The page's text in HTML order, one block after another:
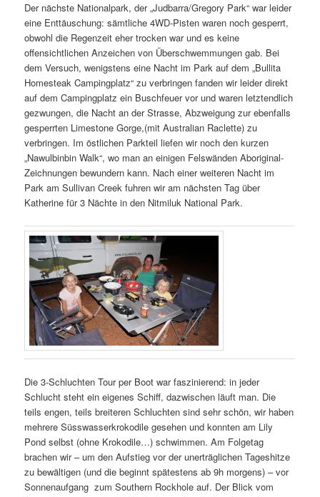
Der nächste Nationalpark, der „Judbarra/Gregory Park“ war leider
eine Enttäuschung: sämtliche 4WD-Pisten waren noch gesperrt,
obwohl die Regenzeit eher trocken war und es keine
offensichtlichen Anzeichen von Überschwemmungen gab. Bei
dem Versuch, wenigstens eine Nacht im Park auf dem „Bullita
Homesteak Campingplatz“ zu verbringen fanden wir leider direkt
auf dem Campingplatz ein Buschfeuer vor und waren letztendlich
gezwungen, die Nacht an der Strasse, Abzweigung zur ebenfalls
gesperrten Limestone Gorge,(mit Australian Raclette) zu
verbringen. Im östlichen Parkteil liefen wir noch den kurzen
„Nawulbinbin Walk“, wo man an einigen Felswänden Aboriginal-
Zeichnungen bewundern kann. Nach einer weiteren Nacht im
Park am Sullivan Creek fuhren wir am nächsten Tag über
Katherine für 3 Nächte in den Nitmiluk National Park.
Die 3-Schluchten Tour per Boot war faszinierend: in jeder
Schlucht steht ein eigenes Schiff, dazwischen läuft man. Die
teils engen, teils breiteren Schluchten sind sehr schön, wir haben
mehrere Süsswasserkrokodile gesehen und konnten am Lily
Pond selbst (ohne Krokodile…) schwimmen. Am Folgetag
brachen wir – um den Aufstieg vor der unerträglichen Tageshitze
zu bewältigen (und die beginnt spätestens ab 9h morgens) – vor
Sonnenaufgang zum Southern Rockhole auf. Der Blick vom